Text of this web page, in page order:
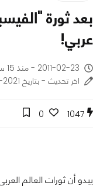
بعد ثورة
عربي!
2011-02-23 - منذ 15 سنة
اخر تحديث - بتاريخ 2021-07-26
1047
0
يبدو أن ثورات العالم